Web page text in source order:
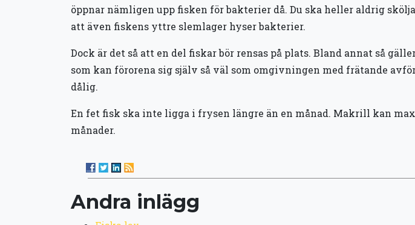
öppnar nämligen upp fisken för bakterier då. Du ska heller aldrig
att även fiskens yttre slemlager hyser bakterier.
Dock är det så att en del fiskar bör rensas på plats. Bland annat så
som kan förorena sig själv så väl som omgivningen med frätande
dålig.
En fet fisk ska inte ligga i frysen längre än en månad. Makrill kan
månader.
Andra inlägg